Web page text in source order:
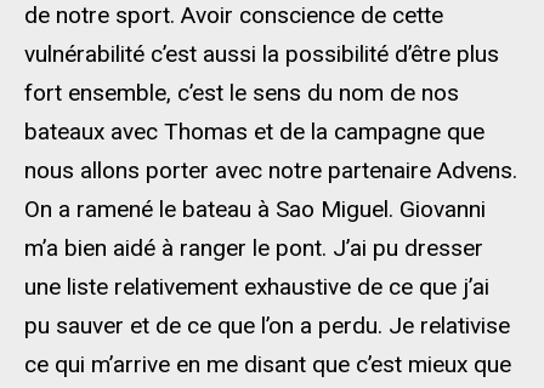
de notre sport. Avoir conscience de cette
vulnérabilité c’est aussi la possibilité d’être plus
fort ensemble, c’est le sens du nom de nos
bateaux avec Thomas et de la campagne que
nous allons porter avec notre partenaire Advens.
On a ramené le bateau à Sao Miguel. Giovanni
m’a bien aidé à ranger le pont. J’ai pu dresser
une liste relativement exhaustive de ce que j’ai
pu sauver et de ce que l’on a perdu. Je relativise
ce qui m’arrive en me disant que c’est mieux que